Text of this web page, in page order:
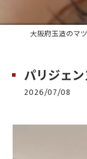
パリジェ
2026/07/08